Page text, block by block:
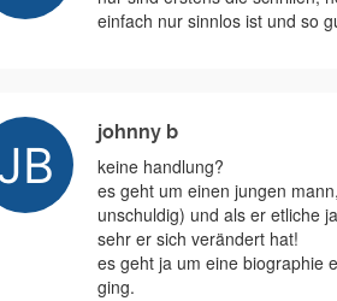
einfach nur sinnlos ist und so
johnny b
keine handlung?
es geht um einen jungen
unschuldig) und als er etliche
sehr er sich verändert hat!
es geht ja um eine biographie
ging.